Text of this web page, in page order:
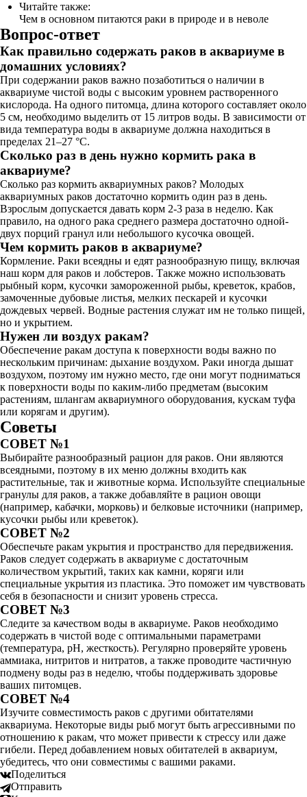
Читайте также:
Чем в основном питаются раки в природе и в неволе
Вопрос-ответ
Как правильно содержать раков в аквариуме в
домашних условиях?
При содержании раков важно позаботиться о наличии в
аквариуме чистой воды с высоким уровнем растворенного
кислорода. На одного питомца, длина которого составляет около
5 см, необходимо выделить от 15 литров воды. В зависимости от
вида температура воды в аквариуме должна находиться в
пределах 21–27 °C.
Сколько раз в день нужно кормить рака в
аквариуме?
Сколько раз кормить аквариумных раков? Молодых
аквариумных раков достаточно кормить один раз в день.
Взрослым допускается давать корм 2-3 раза в неделю. Как
правило, на одного рака среднего размера достаточно одной-
двух порций гранул или небольшого кусочка овощей.
Чем кормить раков в аквариуме?
Кормление. Раки всеядны и едят разнообразную пищу, включая
наш корм для раков и лобстеров. Также можно использовать
рыбный корм, кусочки замороженной рыбы, креветок, крабов,
замоченные дубовые листья, мелких пескарей и кусочки
дождевых червей. Водные растения служат им не только пищей,
но и укрытием.
Нужен ли воздух ракам?
Обеспечение ракам доступа к поверхности воды важно по
нескольким причинам: дыхание воздухом. Раки иногда дышат
воздухом, поэтому им нужно место, где они могут подниматься
к поверхности воды по каким-либо предметам (высоким
растениям, шлангам аквариумного оборудования, кускам туфа
или корягам и другим).
Советы
СОВЕТ №1
Выбирайте разнообразный рацион для раков. Они являются
всеядными, поэтому в их меню должны входить как
растительные, так и животные корма. Используйте специальные
гранулы для раков, а также добавляйте в рацион овощи
(например, кабачки, морковь) и белковые источники (например,
кусочки рыбы или креветок).
СОВЕТ №2
Обеспечьте ракам укрытия и пространство для передвижения.
Раков следует содержать в аквариуме с достаточным
количеством укрытий, таких как камни, коряги или
специальные укрытия из пластика. Это поможет им чувствовать
себя в безопасности и снизит уровень стресса.
СОВЕТ №3
Следите за качеством воды в аквариуме. Раков необходимо
содержать в чистой воде с оптимальными параметрами
(температура, pH, жесткость). Регулярно проверяйте уровень
аммиака, нитритов и нитратов, а также проводите частичную
подмену воды раз в неделю, чтобы поддерживать здоровье
ваших питомцев.
СОВЕТ №4
Изучите совместимость раков с другими обитателями
аквариума. Некоторые виды рыб могут быть агрессивными по
отношению к ракам, что может привести к стрессу или даже
гибели. Перед добавлением новых обитателей в аквариум,
убедитесь, что они совместимы с вашими раками.
Поделиться
Отправить